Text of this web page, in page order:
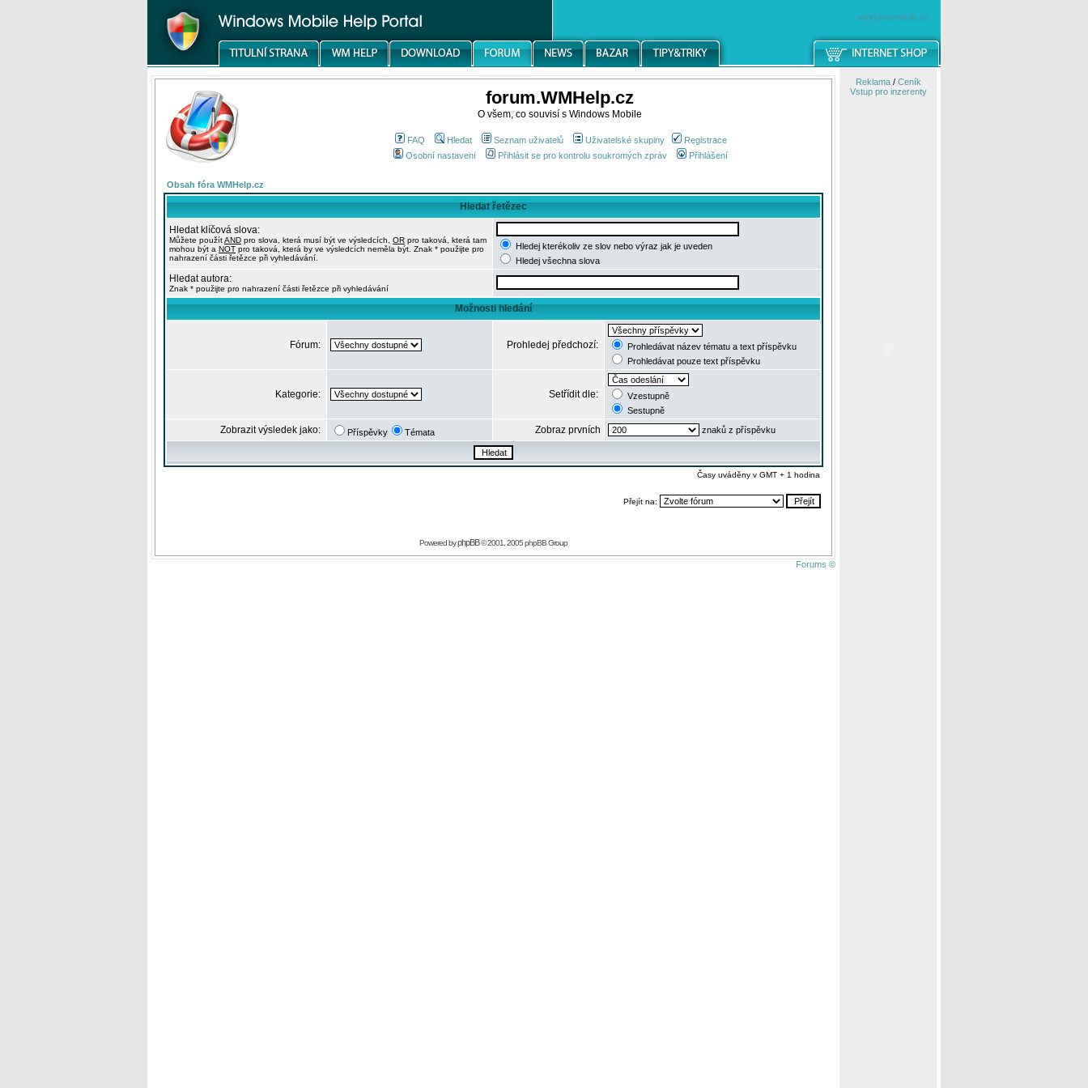
windowsmobile.cz
forum.WMHelp.cz
O všem, co souvisí s Windows Mobile
FAQ Hledat Seznam uživatelů Uživatelské skupiny
Registrace
Osobní nastavení
Přihlásit se pro kontrolu soukromých zpráv Přihlášení
Obsah fóra WMHelp.cz
Hledat řetězec
Hledat klíčová slova:
Můžete použítAND pro slova, která musí být ve výsledcích, OR pro taková, která tam
mohou být a NOT pro taková, která by ve výsledcích neměla být. Znak * použijte pro
nahrazení části řetězce při vyhledávání.
Hledej kterékoliv ze slov nebo výraz jak je uveden
Hledej všechna slova
Hledat autora:
Znak * použijte pro nahrazení části řetězce při vyhledávání
Možnosti hledání
Fórum: Prohledej předchozí:
Prohledávat název tématu a text příspěvku
Prohledávat pouze text příspěvku
Kategorie: Setřídit dle:
Vzestupně
Sestupně
Zobrazit výsledek jako: Příspěvky Témata Zobraz prvních znaků z příspěvku
Časy uváděny v GMT + 1 hodina
Přejít na:
Powered byphpBB© 2001, 2005 phpBB Group
Forums ©
Reklama/ Ceník
Vstup pro inzerenty